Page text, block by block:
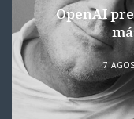
OpenAI
7